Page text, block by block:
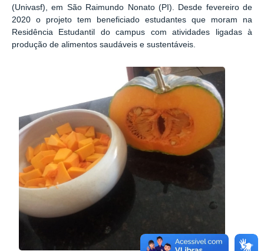
(Univasf), em São Raimundo Nonato (PI). Desde fevereiro de
2020 o projeto tem beneficiado estudantes que moram na
Residência Estudantil do campus com atividades ligadas à
produção de alimentos saudáveis e sustentáveis.